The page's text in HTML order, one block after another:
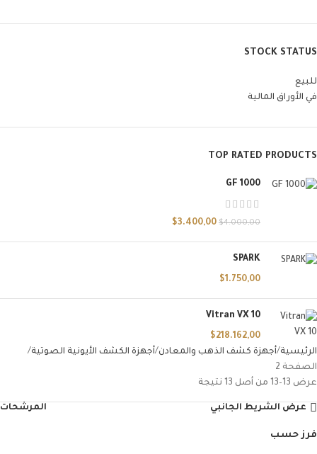
STOCK STATUS
للبيع
في الأوراق المالية
TOP RATED PRODUCTS
GF 1000
$4.000,00
$3.400,00
SPARK
$ 1.750,00
Vitran VX 10
$218.162,00
الرئيسية أجهزة كشف الذهب والمعادن أجهزة الكشف الأيونية الصوتية
الصفحة 2
عرض 13–13 من أصل 13 نتيجة
عرض الشريط الجانبي المرشحات
فرز حسب